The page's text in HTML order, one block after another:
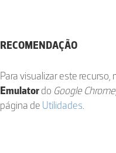
RECOMENDAÇÃO
Para visualizar este
Emulatordo Google Chrome
página de Utilidades.